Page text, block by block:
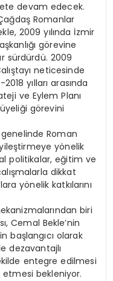
devam edecek.
Romanlar
2009 yılında İzmir
görevine
sürdürdü. 2009
neticesinde
yılları arasında
ve Eylem Planı
görevini
Roman
yönelik
politikalar, eğitim ve
dikkat
yönelik katkılarını
biri
Cemal Bekle’nin
başlangıcı olarak
dezavantajlı
entegre edilmesi
etmesi bekleniyor.